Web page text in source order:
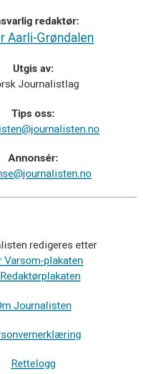
redaktør:
Aarli-Grøndalen
Utgis av:
Journalistlag
Tips oss:
Annonsér:
redigeres etter
Varsom-plakaten
Redaktørplakaten
Journalisten
Rettelogg